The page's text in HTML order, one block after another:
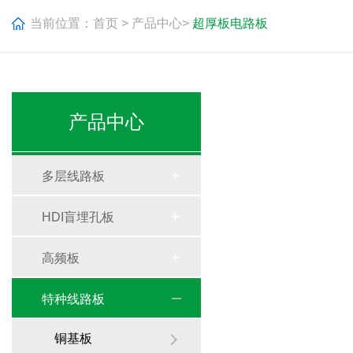
当前位置： 首页 > 产品中心> 超厚板电路板
产品中心
多层线路板
HDI盲埋孔板
高频板
特种线路板
铜基板